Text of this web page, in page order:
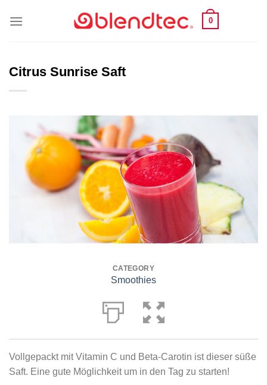
0
Citrus Sunrise Saft
CATEGORY
Smoothies
Vollgepackt mit Vitamin C und Beta-Carotin ist dieser süße
Saft. Eine gute Möglichkeit um in den Tag zu starten!